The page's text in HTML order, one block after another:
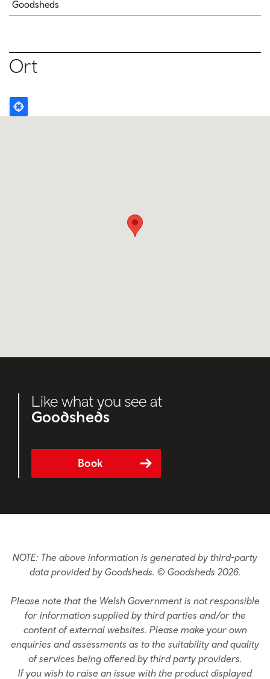
Goodsheds
Ort
Like what you see at
Goodsheds
Book
NOTE: The above information is generated by third-party
data provided by Goodsheds. © Goodsheds 2026.
Please note that the Welsh Government is not responsible
for information supplied by third parties and/or the
content of external websites. Please make your own
enquiries and assessments as to the suitability and quality
of services being offered by third party providers.
If you wish to raise an issue with the product displayed